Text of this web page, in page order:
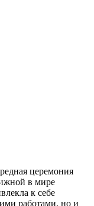
церемония
в мире
к себе
работами, но и